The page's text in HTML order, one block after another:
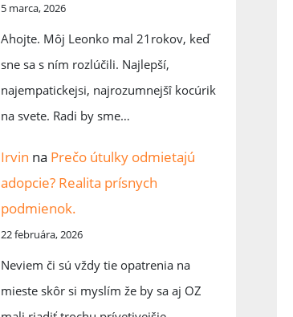
5 marca, 2026
Ahojte. Môj Leonko mal 21rokov, keď
sne sa s ním rozlúčili. Najlepší,
najempatickejsi, najrozumnejšî kocúrik
na svete. Radi by sme…
Irvin na Prečo útulky odmietajú
adopcie? Realita prísnych
podmienok.
22 februára, 2026
Neviem či sú vždy tie opatrenia na
mieste skôr si myslím že by sa aj OZ